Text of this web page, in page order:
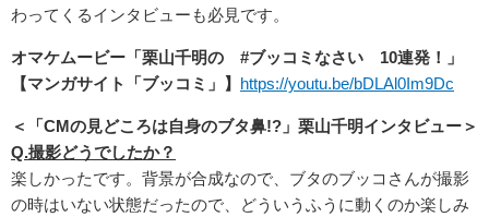
わってくるインタビューも必見です。
オマケムービー「栗山千明の #ブッコミなさい 10連発！」
【マンガサイト「ブッコミ」】 https://youtu.be/bDLAl0Im9Dc
＜「CMの見どころは自身のブタ鼻!?」栗山千明インタビュー＞
Q.撮影どうでしたか？
楽しかったです。背景が合成なので、ブタのブッコさんが撮影
の時はいない状態だったので、どういうふうに動くのか楽しみ